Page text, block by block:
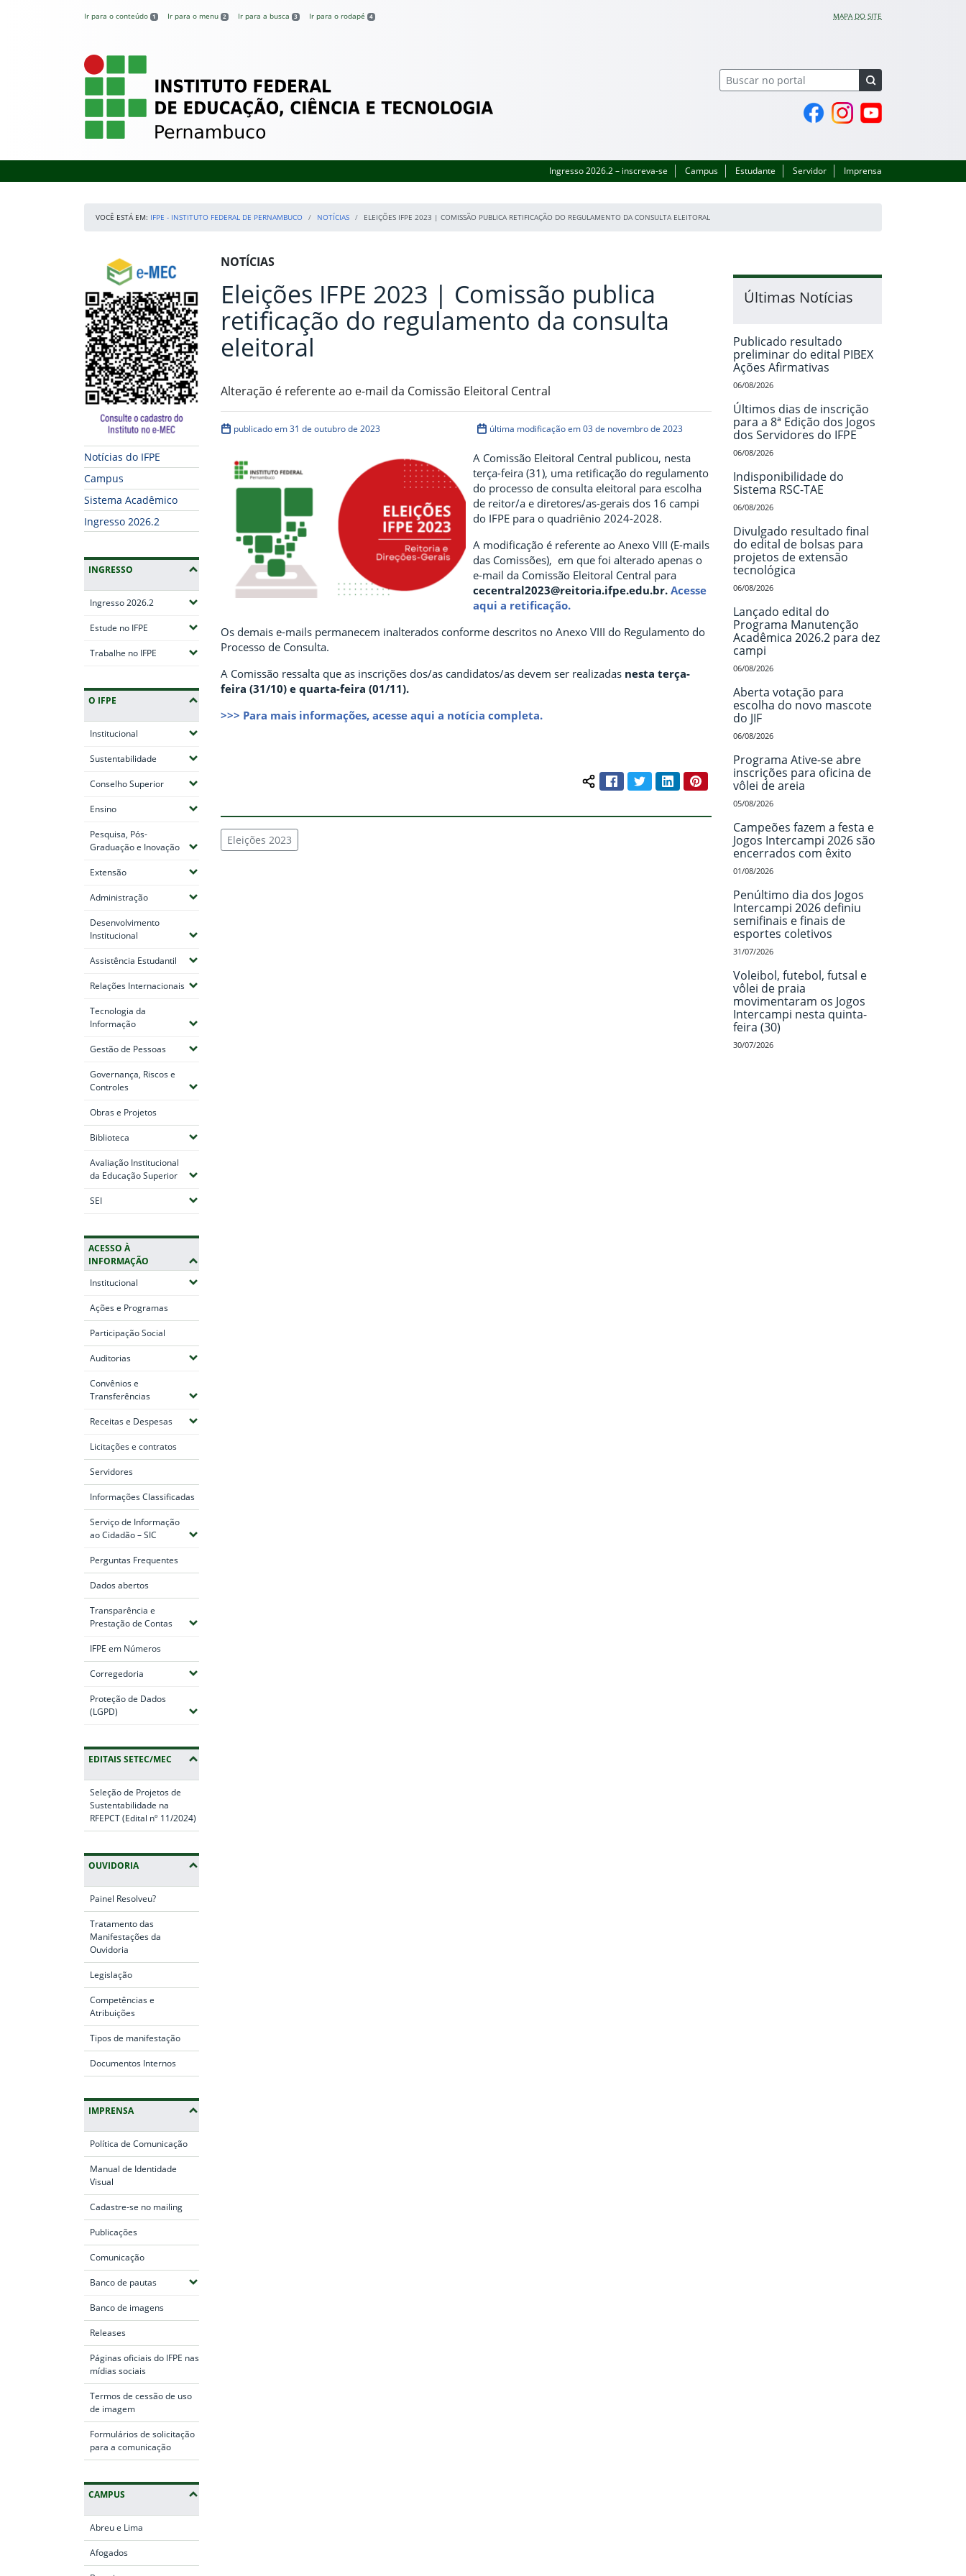
Ir para o conteúdo 1 Ir para o menu 2 Ir para a busca 3 Ir para o rodapé 4 MAPA DO SITE
IFPE – Instituto Federal de Pernambuco
Página do Facebook
Perfil no Instagram
Canal no YouTube
Ingresso 2026.2 – inscreva-se Campus Estudante Servidor Imprensa
VOCÊ ESTÁ EM: IFPE - INSTITUTO FEDERAL DE PERNAMBUCO NOTÍCIAS ELEIÇÕES IFPE 2023 | COMISSÃO PUBLICA RETIFICAÇÃO DO REGULAMENTO DA CONSULTA ELEITORAL
Início da navegação
Consulte o cadastro do Instituto no e-MEC
Notícias do IFPE
Campus
Sistema Acadêmico
Ingresso 2026.2
INGRESSO
Ingresso 2026.2 (Expandir submenus)
Estude no IFPE (Expandir submenus)
Trabalhe no IFPE (Expandir submenus)
O IFPE
Institucional (Expandir submenus)
Sustentabilidade (Expandir submenus)
Conselho Superior(Expandir submenus)
Ensino(Expandir submenus)
Pesquisa, Pós-
Graduação e Inovação(Expandir submenus)
Extensão(Expandir submenus)
Administração(Expandir submenus)
Desenvolvimento
Institucional (Expandir submenus)
Assistência Estudantil (Expandir submenus)
Relações Internacionais(Expandir submenus)
Tecnologia da
Informação(Expandir submenus)
Gestão de Pessoas(Expandir submenus)
Governança, Riscos e
Controles(Expandir submenus)
Obras e Projetos
Biblioteca (Expandir submenus)
Avaliação Institucional
da Educação Superior(Expandir submenus)
SEI(Expandir submenus)
ACESSO À
INFORMAÇÃO
Institucional (Expandir submenus)
Ações e Programas
Participação Social
Auditorias(Expandir submenus)
Convênios e
Transferências(Expandir submenus)
Receitas e Despesas(Expandir submenus)
Licitações e contratos
Servidores
Informações Classificadas
Serviço de Informação
ao Cidadão – SIC (Expandir submenus)
Perguntas Frequentes
Dados abertos
Transparência e
Prestação de Contas(Expandir submenus)
IFPE em Números
Corregedoria (Expandir submenus)
Proteção de Dados
(LGPD) (Expandir submenus)
EDITAIS SETEC/MEC
Seleção de Projetos de
Sustentabilidade na
RFEPCT (Edital nº 11/2024)
OUVIDORIA
Painel Resolveu?
Tratamento das
Manifestações da
Ouvidoria
Legislação
Competências e
Atribuições
Tipos de manifestação
Documentos Internos
IMPRENSA
Política de Comunicação
Manual de Identidade
Visual
Cadastre-se no mailing
Publicações
Comunicação
Banco de pautas(Expandir submenus)
Banco de imagens
Releases
Páginas oficiais do IFPE nas
mídias sociais
Termos de cessão de uso
de imagem
Formulários de solicitação
para a comunicação
CAMPUS
Abreu e Lima
Afogados
Início do conteúdo
NOTÍCIAS
Eleições IFPE 2023 | Comissão publica
retificação do regulamento da consulta
eleitoral
Alteração é referente ao e-mail da Comissão Eleitoral Central
publicado em 31 de outubro de 2023 última modificação em 03 de novembro de 2023
A Comissão Eleitoral Central publicou, nesta
terça-feira (31), uma retificação do regulamento
do processo de consulta eleitoral para escolha
de reitor/a e diretores/as-gerais dos 16 campi
do IFPE para o quadriênio 2024-2028.
A modificação é referente ao Anexo VIII (E-mails
das Comissões), em que foi alterado apenas o
e-mail da Comissão Eleitoral Central para
cecentral2023@reitoria.ifpe.edu.br.Acesse
aqui a retificação.
Os demais e-mails permanecem inalterados conforme descritos no Anexo VIII do Regulamento do
Processo de Consulta.
A Comissão ressalta que as inscrições dos/as candidatos/as devem ser realizadas nesta terça-
feira (31/10) e quarta-feira (01/11).
>>> Para mais informações, acesse aqui a notícia completa.
Compartilhar conteúdo:
FacebookTwitterLinkedInPinterest
Eleições 2023
Últimas Notícias
Publicado resultado
preliminar do edital PIBEX
Ações Afirmativas
06/08/2026
Últimos dias de inscrição
para a 8ª Edição dos Jogos
dos Servidores do IFPE
06/08/2026
Indisponibilidade do
Sistema RSC-TAE
06/08/2026
Divulgado resultado final
do edital de bolsas para
projetos de extensão
tecnológica
06/08/2026
Lançado edital do
Programa Manutenção
Acadêmica 2026.2 para dez
campi
06/08/2026
Aberta votação para
escolha do novo mascote
do JIF
06/08/2026
Programa Ative-se abre
inscrições para oficina de
vôlei de areia
05/08/2026
Campeões fazem a festa e
Jogos Intercampi 2026 são
encerrados com êxito
01/08/2026
Penúltimo dia dos Jogos
Intercampi 2026 definiu
semifinais e finais de
esportes coletivos
31/07/2026
Voleibol, futebol, futsal e
vôlei de praia
movimentaram os Jogos
Intercampi nesta quinta-
feira (30)
30/07/2026